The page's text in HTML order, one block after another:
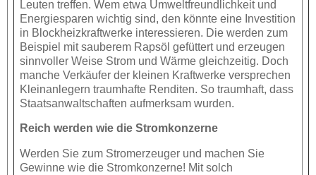
Leuten treffen. Wem etwa Umweltfreundlichkeit und
Energiesparen wichtig sind, den könnte eine Investition
in Blockheizkraftwerke interessieren. Die werden zum
Beispiel mit sauberem Rapsöl gefüttert und erzeugen
sinnvoller Weise Strom und Wärme gleichzeitig. Doch
manche Verkäufer der kleinen Kraftwerke versprechen
Kleinanlegern traumhafte Renditen. So traumhaft, dass
Staatsanwaltschaften aufmerksam wurden.
Reich werden wie die Stromkonzerne
Werden Sie zum Stromerzeuger und machen Sie
Gewinne wie die Stromkonzerne! Mit solch